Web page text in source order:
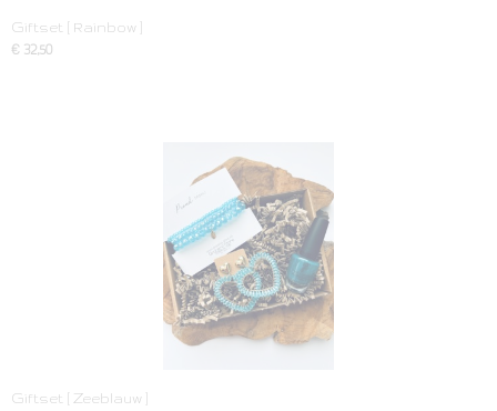
Giftset [ Rainbow ]
€ 32,50
Giftset [ Zeeblauw ]